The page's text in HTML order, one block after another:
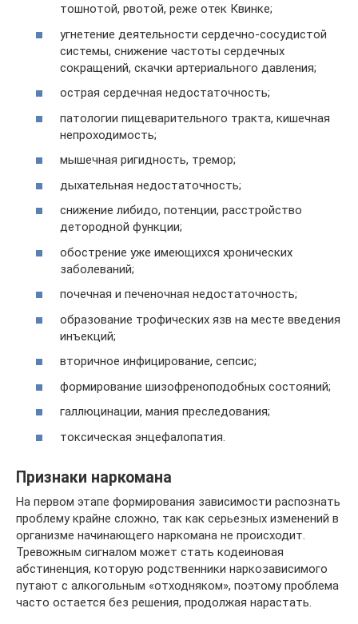
тошнотой, рвотой, реже отек Квинке;
угнетение деятельности сердечно-сосудистой
системы, снижение частоты сердечных
сокращений, скачки артериального давления;
острая сердечная недостаточность;
патологии пищеварительного тракта, кишечная
непроходимость;
мышечная ригидность, тремор;
дыхательная недостаточность;
снижение либидо, потенции, расстройство
детородной функции;
обострение уже имеющихся хронических
заболеваний;
почечная и печеночная недостаточность;
образование трофических язв на месте введения
инъекций;
вторичное инфицирование, сепсис;
формирование шизофреноподобных состояний;
галлюцинации, мания преследования;
токсическая энцефалопатия.
Признаки наркомана
На первом этапе формирования зависимости распознать
проблему крайне сложно, так как серьезных изменений в
организме начинающего наркомана не происходит.
Тревожным сигналом может стать кодеиновая
абстиненция, которую родственники наркозависимого
путают с алкогольным «отходняком», поэтому проблема
часто остается без решения, продолжая нарастать.